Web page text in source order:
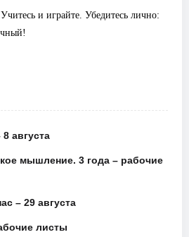
и играйте. Убедитесь лично:
августа
мышление. 3 года – рабочие
– 29 августа
листы